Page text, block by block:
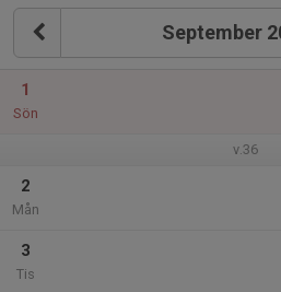
September
1
Sön
v.36
2
Mån
3
Tis